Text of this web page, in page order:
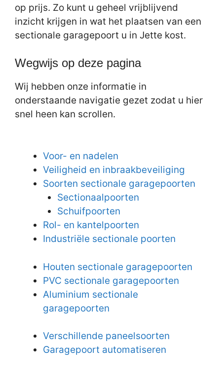
op prijs. Zo kunt u geheel vrijblijvend
inzicht krijgen in wat het plaatsen van een
sectionale garagepoort u in Jette kost.
Wegwijs op deze pagina
Wij hebben onze informatie in
onderstaande navigatie gezet zodat u hier
snel heen kan scrollen.
Voor- en nadelen
Veiligheid en inbraakbeveiliging
Soorten sectionale garagepoorten
Sectionaalpoorten
Schuifpoorten
Rol- en kantelpoorten
Industriële sectionale poorten
Houten sectionale garagepoorten
PVC sectionale garagepoorten
Aluminium sectionale
garagepoorten
Verschillende paneelsoorten
Garagepoort automatiseren